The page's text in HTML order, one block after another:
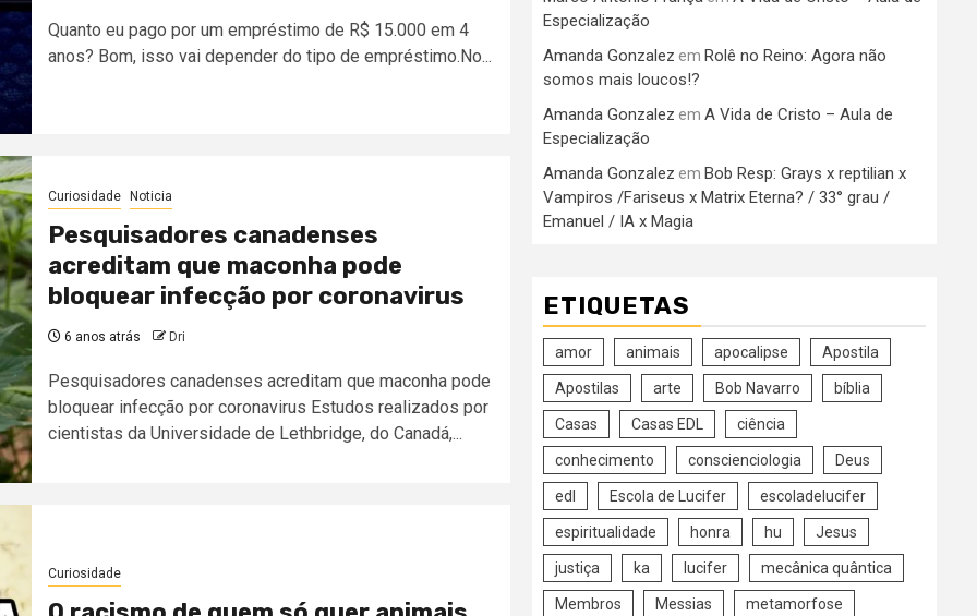
Quanto eu pago por um empréstimo de R$ 15.000 em 4
anos? Bom, isso vai depender do tipo de empréstimo.No...
Curiosidade Noticia
Pesquisadores canadenses
acreditam que maconha pode
bloquear infecção por coronavirus
6 anos atrás Dri
Pesquisadores canadenses acreditam que maconha pode
bloquear infecção por coronavirus Estudos realizados por
cientistas da Universidade de Lethbridge, do Canadá,...
Curiosidade
Especialização
Amanda Gonzalez em Rolê no Reino: Agora não
somos mais loucos!?
Amanda Gonzalez em A Vida de Cristo – Aula de
Especialização
Amanda Gonzalez em Bob Resp: Grays x reptilian x
Vampiros /Fariseus x Matrix Eterna? / 33° grau /
Emanuel / IA x Magia
ETIQUETAS
amor animais apocalipse Apostila
Apostilas arte Bob Navarro bíblia
Casas Casas EDL ciência
conhecimento conscienciologia Deus
edl Escola de Lucifer escoladelucifer
espiritualidade honra hu Jesus
justiça ka lucifer mecânica quântica
Membros Messias metamorfose